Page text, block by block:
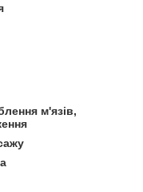
м'язів,